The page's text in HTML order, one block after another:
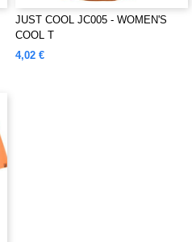
JUST COOL JC005 - WOMEN'S
COOL T
4,02 €